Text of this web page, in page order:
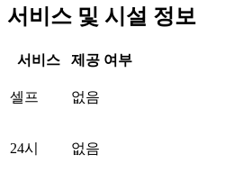
서비스 및 시설 정보
서비스 제공 여부
셀프 없음
24시 없음